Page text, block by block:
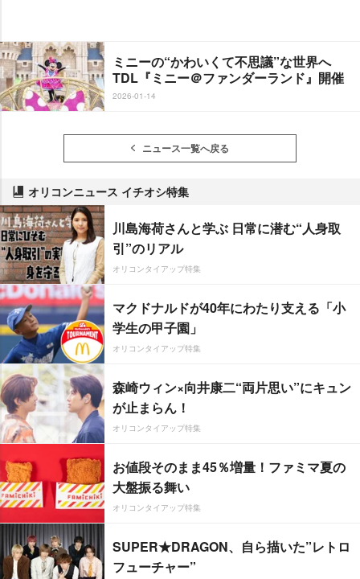
ミニーの“かわいくて不思議”な世界へ
TDL『ミニー＠ファンダーランド』開催
2026-01-14
ニュース一覧へ戻る
オリコンニュース イチオシ特集
川島海荷さんと学ぶ 日常に潜む“人身取
引”のリアル
オリコンタイアップ特集
マクドナルドが40年にわたり支える「小
学生の甲子園」
オリコンタイアップ特集
森崎ウィン×向井康二“両片思い”にキュン
が止まらん！
オリコンタイアップ特集
お値段そのまま45％増量！ファミマ夏の
大盤振る舞い
オリコンタイアップ特集
SUPER★DRAGON、自ら描いた”レトロ
フューチャー”